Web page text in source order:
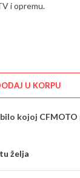
i opremu.
U KORPU
kojoj CFMOTO
želja